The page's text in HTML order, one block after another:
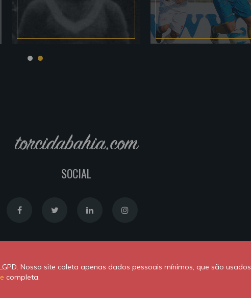
torcidabahia.com
SOCIAL
byNewton Duarte
Nosso site coleta apenas dados pessoais mínimos, que são usados
completa.